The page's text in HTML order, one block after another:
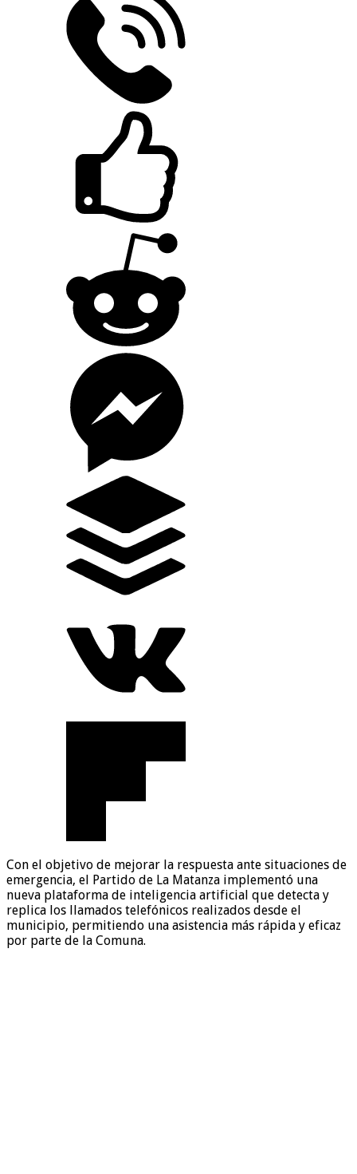
Con el objetivo de mejorar la respuesta ante situaciones de
emergencia, el Partido de La Matanza implementó una
nueva plataforma de inteligencia artificial que detecta y
replica los llamados telefónicos realizados desde el
municipio, permitiendo una asistencia más rápida y eficaz
por parte de la Comuna.